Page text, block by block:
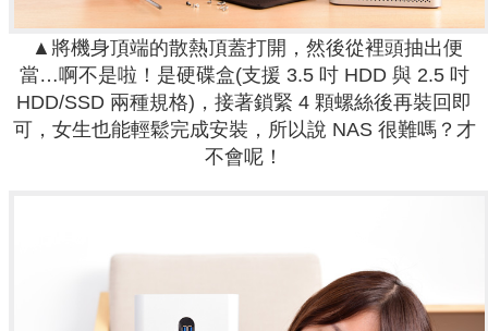
▲將機身頂端的散熱頂蓋打開，然後從裡頭抽出便
當…啊不是啦！是硬碟盒(支援 3.5 吋 HDD 與 2.5 吋
HDD/SSD 兩種規格)，接著鎖緊 4 顆螺絲後再裝回即
可，女生也能輕鬆完成安裝，所以說 NAS 很難嗎？才
不會呢！